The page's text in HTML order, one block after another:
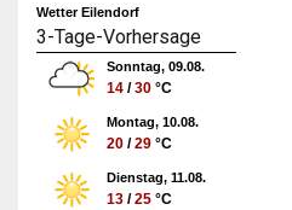
Wetter Eilendorf
3-Tage-Vorhersage
Sonntag, 09.08.
14 /30 °C
Montag, 10.08.
20 /29 °C
Dienstag, 11.08.
13 /25 °C